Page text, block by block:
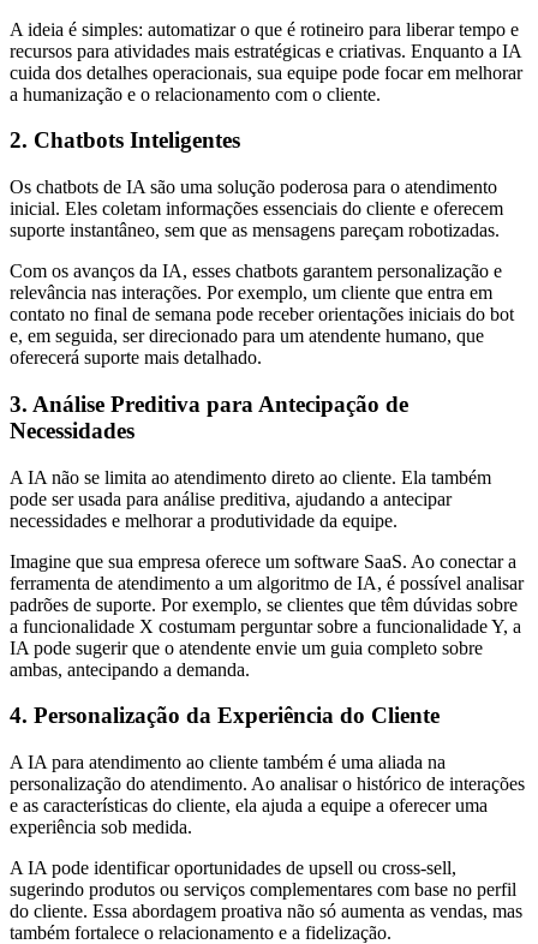
A ideia é simples: automatizar o que é rotineiro para liberar tempo e
recursos para atividades mais estratégicas e criativas. Enquanto a IA
cuida dos detalhes operacionais, sua equipe pode focar em melhorar
a humanização e o relacionamento com o cliente.
2. Chatbots Inteligentes
Os chatbots de IA são uma solução poderosa para o atendimento
inicial. Eles coletam informações essenciais do cliente e oferecem
suporte instantâneo, sem que as mensagens pareçam robotizadas.
Com os avanços da IA, esses chatbots garantem personalização e
relevância nas interações. Por exemplo, um cliente que entra em
contato no final de semana pode receber orientações iniciais do bot
e, em seguida, ser direcionado para um atendente humano, que
oferecerá suporte mais detalhado.
3. Análise Preditiva para Antecipação de
Necessidades
A IA não se limita ao atendimento direto ao cliente. Ela também
pode ser usada para análise preditiva, ajudando a antecipar
necessidades e melhorar a produtividade da equipe.
Imagine que sua empresa oferece um software SaaS. Ao conectar a
ferramenta de atendimento a um algoritmo de IA, é possível analisar
padrões de suporte. Por exemplo, se clientes que têm dúvidas sobre
a funcionalidade X costumam perguntar sobre a funcionalidade Y, a
IA pode sugerir que o atendente envie um guia completo sobre
ambas, antecipando a demanda.
4. Personalização da Experiência do Cliente
A IA para atendimento ao cliente também é uma aliada na
personalização do atendimento. Ao analisar o histórico de interações
e as características do cliente, ela ajuda a equipe a oferecer uma
experiência sob medida.
A IA pode identificar oportunidades de upsell ou cross-sell,
sugerindo produtos ou serviços complementares com base no perfil
do cliente. Essa abordagem proativa não só aumenta as vendas, mas
também fortalece o relacionamento e a fidelização.